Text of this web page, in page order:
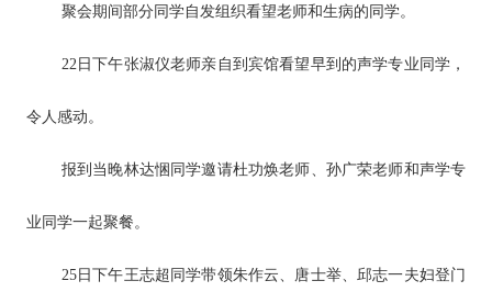
聚会期间部分同学自发组织看望老师和生病的同学。
22日下午张淑仪老师亲自到宾馆看望早到的声学专业同学，
令人感动。
报到当晚林达悃同学邀请杜功焕老师、孙广荣老师和声学专
业同学一起聚餐。
25日下午王志超同学带领朱作云、唐士举、邱志一夫妇登门